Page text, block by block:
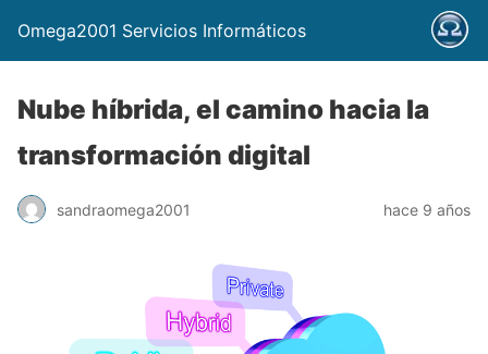
Omega2001 Servicios Informáticos
Nube híbrida, el camino hacia la
transformación digital
sandraomega2001 hace 9 años